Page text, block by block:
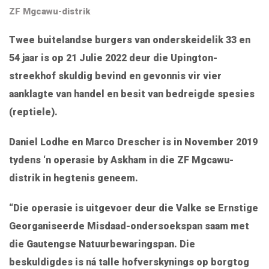
ZF Mgcawu-distrik
Twee buitelandse burgers van onderskeidelik 33 en
54 jaar is op 21 Julie 2022 deur die Upington-
streekhof skuldig bevind en gevonnis vir vier
aanklagte van handel en besit van bedreigde spesies
(reptiele).
Daniel Lodhe en Marco Drescher is in November 2019
tydens ‘n operasie by Askham in die ZF Mgcawu-
distrik in hegtenis geneem.
“Die operasie is uitgevoer deur die Valke se Ernstige
Georganiseerde Misdaad-ondersoekspan saam met
die Gautengse Natuurbewaringspan. Die
beskuldigdes is ná talle hofverskynings op borgtog